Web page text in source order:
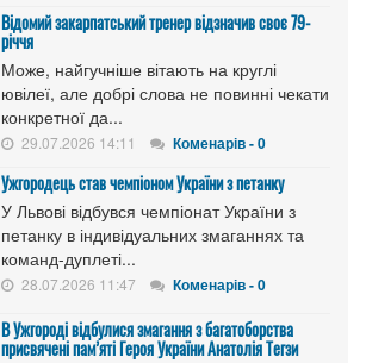
Відомий закарпатський тренер відзначив своє 79-
річчя
Може, найгучніше вітають на круглі
ювілеї, але добрі слова не повинні чекати
конкретної да...
29.07.2026 14:11 Коменарів - 0
Ужгородець став чемпіоном України з петанку
У Львові відбувся чемпіонат України з
петанку в індивідуальних змаганнях та
команд-дуплеті...
28.07.2026 11:47 Коменарів - 0
В Ужгороді відбулися змагання з багатоборства
присвячені пам’яті Героя України Анатолія Тегзи